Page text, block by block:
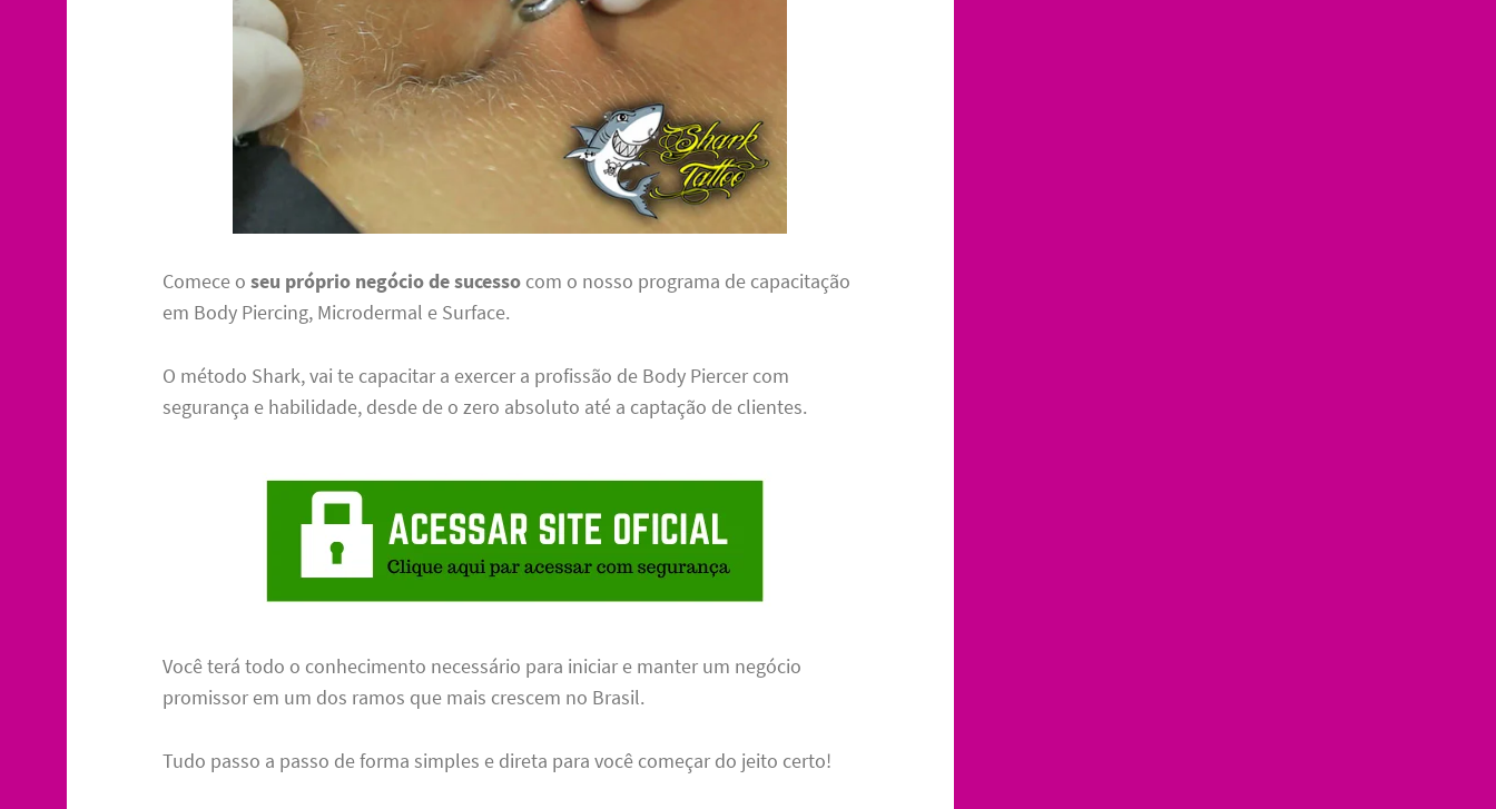
Comece oseu próprio negócio de sucesso com o nosso programa de capacitação
em Body Piercing, Microdermal e Surface.
O método Shark, vai te capacitar a exercer a profissão de Body Piercer com
segurança e habilidade, desde de o zero absoluto até a captação de clientes.
Você terá todo o conhecimento necessário para iniciar e manter um negócio
promissor em um dos ramos que mais crescem no Brasil.
Tudo passo a passo de forma simples e direta para você começar do jeito certo!